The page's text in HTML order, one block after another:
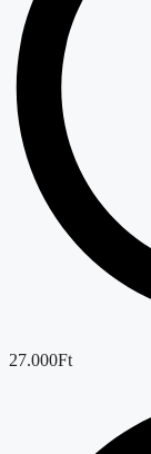
27.000Ft